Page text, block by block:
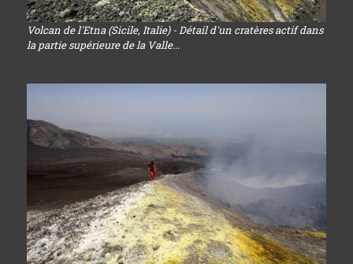
Volcan de l'Etna (Sicile, Italie) - Détail d'un cratères actif dans
la partie supérieure de la Valle...